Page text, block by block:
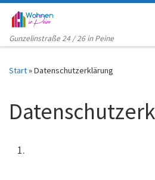
Zum Inhalt springen
Gunzelinstraße 24 / 26 in Peine
Start»Datenschutzerklärung